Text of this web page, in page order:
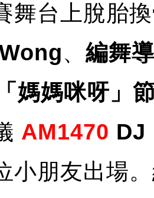
舞台上脫胎
、 編舞
「媽媽咪呀」
AM1470 DJ
小朋友出場